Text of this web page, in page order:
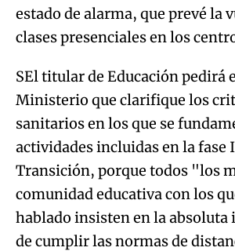
estado de alarma, que prevé la
clases presenciales en los
SEl titular de Educación pedirá
Ministerio que clarifique los
sanitarios en los que se
actividades incluidas en la fase
Transición, porque todos "los
comunidad educativa con los
hablado insisten en la
de cumplir las normas de